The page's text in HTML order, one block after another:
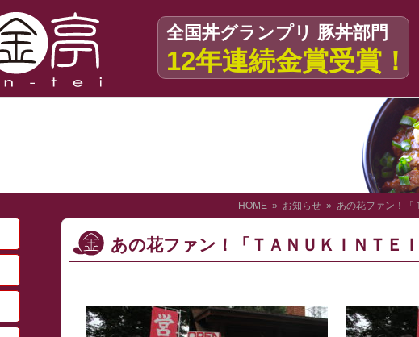
全国丼グランプリ 豚丼部門
12年連続金賞受賞！
HOME » お知らせ » あの花ファン！「
あの花ファン！「ＴＡＮＵＫＩＮＴＥ